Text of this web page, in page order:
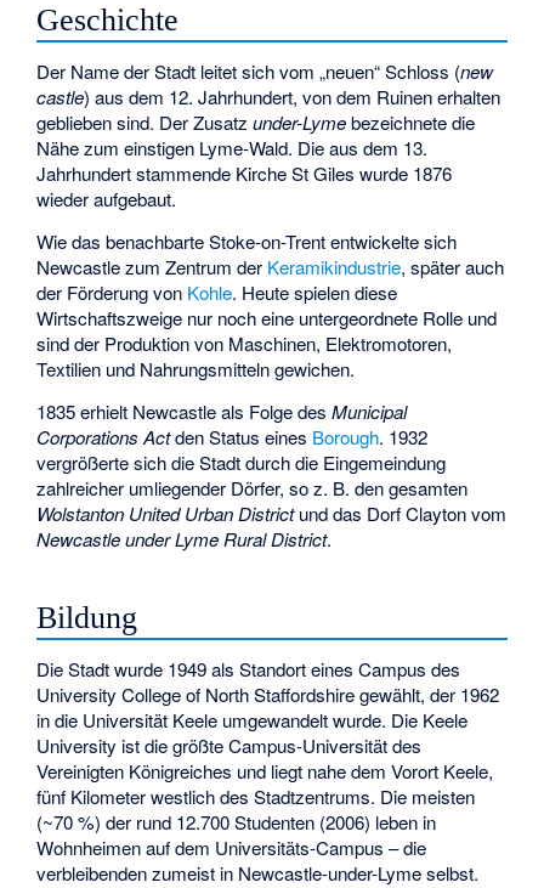
Geschichte
Der Name der Stadt leitet sich vom „neuen“ Schloss (new
castle) aus dem 12. Jahrhundert, von dem Ruinen erhalten
geblieben sind. Der Zusatzunder-Lymebezeichnete die
Nähe zum einstigen Lyme-Wald. Die aus dem 13.
Jahrhundert stammende Kirche St Giles wurde 1876
wieder aufgebaut.
Wie das benachbarte Stoke-on-Trent entwickelte sich
Newcastle zum Zentrum der Keramikindustrie, später auch
der Förderung von Kohle. Heute spielen diese
Wirtschaftszweige nur noch eine untergeordnete Rolle und
sind der Produktion von Maschinen, Elektromotoren,
Textilien und Nahrungsmitteln gewichen.
1835 erhielt Newcastle als Folge desMunicipal
Corporations Actden Status eines Borough. 1932
vergrößerte sich die Stadt durch die Eingemeindung
zahlreicher umliegender Dörfer, so z. B. den gesamten
Wolstanton United Urban Districtund das Dorf Clayton vom
Newcastle under Lyme Rural District.
Bildung
Die Stadt wurde 1949 als Standort eines Campus des
University College of North Staffordshire gewählt, der 1962
in die Universität Keele umgewandelt wurde. Die Keele
University ist die größte Campus-Universität des
Vereinigten Königreiches und liegt nahe dem Vorort Keele,
fünf Kilometer westlich des Stadtzentrums. Die meisten
(~70 %) der rund 12.700 Studenten (2006) leben in
Wohnheimen auf dem Universitäts-Campus – die
verbleibenden zumeist in Newcastle-under-Lyme selbst.